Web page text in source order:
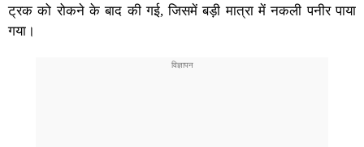
ट्रक को रोकने के बाद की गई, जिसमें बड़ी मात्रा में नकली पनीर पाया
गया।